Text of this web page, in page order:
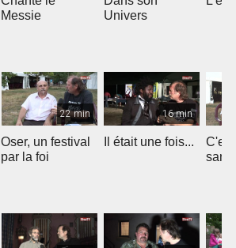
Messie
Univers
22 min
Oser, un festival
par la foi
16 min
Il était une fois...